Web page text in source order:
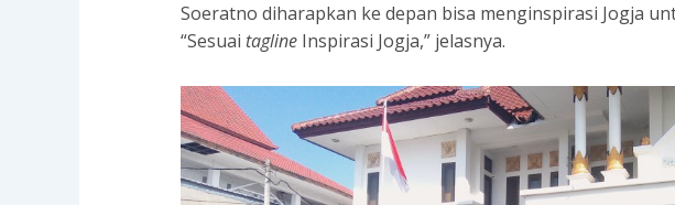
Soeratno diharapkan ke depan bisa menginspirasi Jogja
“Sesuai tagline Inspirasi Jogja,” jelasnya.